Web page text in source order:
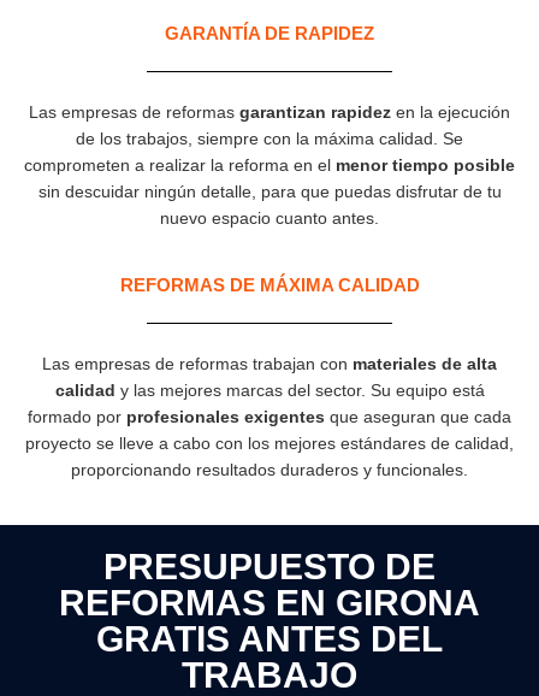
GARANTÍA DE RAPIDEZ​
Las empresas de reformas garantizan rapidez en la ejecución
de los trabajos, siempre con la máxima calidad. Se
comprometen a realizar la reforma en el menor tiempo posible
sin descuidar ningún detalle, para que puedas disfrutar de tu
nuevo espacio cuanto antes.
REFORMAS DE MÁXIMA CALIDAD
Las empresas de reformas trabajan con materiales de alta
calidad y las mejores marcas del sector. Su equipo está
formado por profesionales exigentes que aseguran que cada
proyecto se lleve a cabo con los mejores estándares de calidad,
proporcionando resultados duraderos y funcionales.
PRESUPUESTO DE
REFORMAS EN GIRONA
GRATIS ANTES DEL
TRABAJO